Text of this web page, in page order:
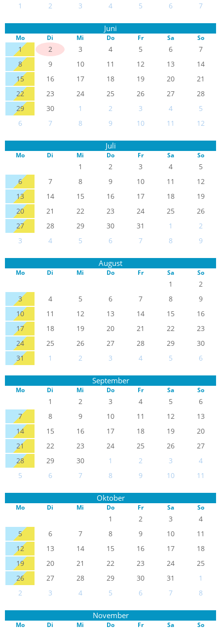
1
2 3 4 5 6 7
Juni
Mo Di Mi Do Fr Sa So
1 2 3 4 5 6
7
8
9 10 11 12 13
14
15
16 17 18 19 20
21
22
23 24 25 26 27
28
29
30 1 2 3 4
5
6
7 8 9 10 11 12
Juli
Mo Di Mi Do Fr Sa So
1 2 3 4
5
6
7 8 9 10 11
12
13
14 15 16 17 18
19
20
21 22 23 24 25
26
27
28 29 30 31 1
2
3
4 5 6 7 8 9
August
Mo Di Mi Do Fr Sa So
1
2
3
4 5 6 7 8
9
10
11 12 13 14 15
16
17
18 19 20 21 22
23
24
25 26 27 28 29
30
31
1 2 3 4 5 6
September
Mo Di Mi Do Fr Sa So
1 2 3 4 5
6
7
8 9 10 11 12
13
14
15 16 17 18 19
20
21
22 23 24 25 26
27
28
29 30 1 2 3
4
5
6 7 8 9 10 11
Oktober
Mo Di Mi Do Fr Sa So
1 2 3
4
5
6 7 8 9 10
11
12
13 14 15 16 17
18
19
20 21 22 23 24
25
26
27 28 29 30 31
1
2
3 4 5 6 7 8
November
Mo Di Mi Do Fr Sa So